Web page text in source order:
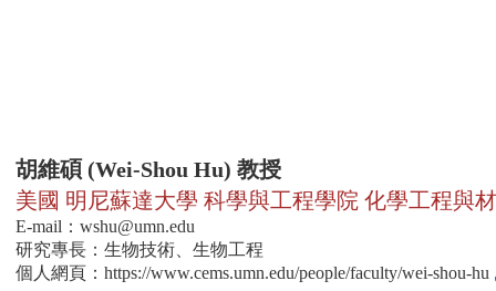
胡維碩 (Wei-Shou Hu) 教授
美國 明尼蘇達大學 科學與工程學院 化學工程與
E-mail： wshu@umn.edu
研究專長：生物技術、生物工程
個人網頁： https://www.cems.umn.edu/people/faculty/wei-shou-hu